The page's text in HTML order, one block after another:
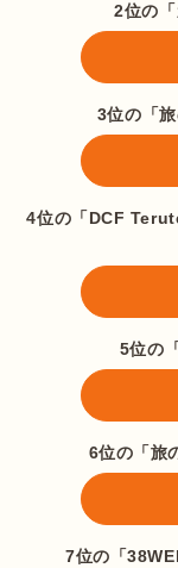
2位の
3位の「
4位の「DCF
5位の
6位の「旅
7位の「